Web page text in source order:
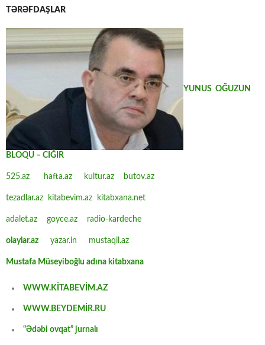
TƏRƏFDAŞLAR
YUNUS OĞUZUN
BLOQU – CIĞIR
525.az hafta.az kultur.az butov.az
tezadlar.az kitabevim.az kitabxana.net
adalet.az goyce.az radio-kardeche
olaylar.az yazar.in mustaqil.az
Mustafa Müseyiboğlu adına kitabxana
WWW.KİTABEVİM.AZ
WWW.BEYDEMİR.RU
“Ədəbi ovqat” jurnalı